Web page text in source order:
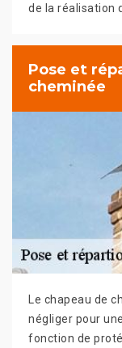
de la réalisation
Pose et
cheminée
Le chapeau de
négliger pour
fonction de